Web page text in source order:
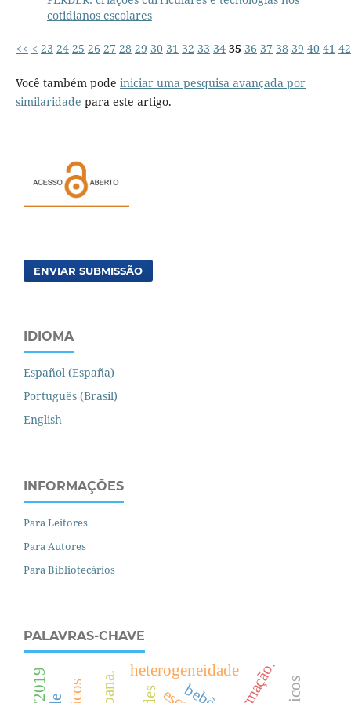
cotidianos escolares
<< < 23 24 25 26 27 28 29 30 31 32 33 34 35 36 37 38 39 40 41 42
Você também pode iniciar uma pesquisa avançada por
similaridade para este artigo.
ENVIAR SUBMISSÃO
IDIOMA
Español (España)
Português (Brasil)
English
INFORMAÇÕES
Para Leitores
Para Autores
Para Bibliotecários
PALAVRAS-CHAVE
heterogeneidade